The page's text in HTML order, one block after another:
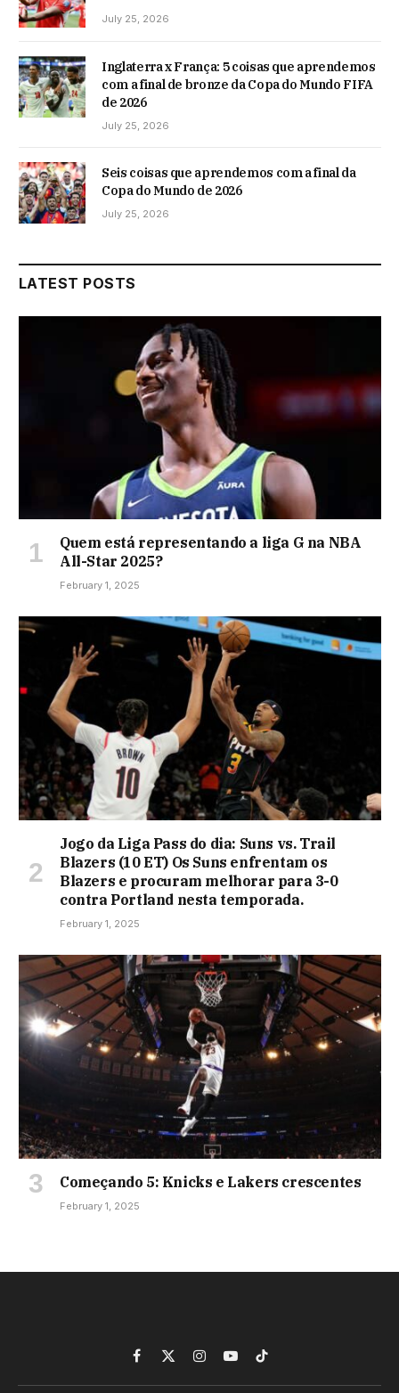
July 25, 2026
Inglaterra x França: 5 coisas que aprendemos
com a final de bronze da Copa do Mundo FIFA
de 2026
July 25, 2026
Seis coisas que aprendemos com a final da
Copa do Mundo de 2026
July 25, 2026
LATEST POSTS
Quem está representando a liga G na NBA
All-Star 2025?
February 1, 2025
Jogo da Liga Pass do dia: Suns vs. Trail
Blazers (10 ET) Os Suns enfrentam os
Blazers e procuram melhorar para 3-0
contra Portland nesta temporada.
February 1, 2025
Começando 5: Knicks e Lakers crescentes
February 1, 2025
Facebook
X
(Twitter)
InstagramYouTubeTikTok